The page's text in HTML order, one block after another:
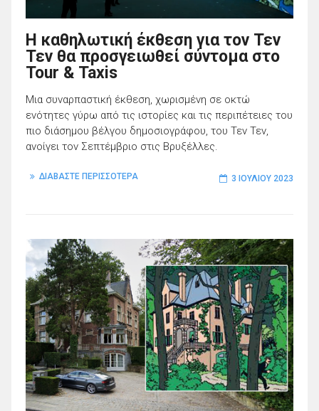
Η καθηλωτική έκθεση για τον Τεν
Τεν θα προσγειωθεί σύντομα στο
Tour & Taxis
Μια συναρπαστική έκθεση, χωρισμένη σε οκτώ
ενότητες γύρω από τις ιστορίες και τις περιπέτειες του
πιο διάσημου βέλγου δημοσιογράφου, του Τεν Τεν,
ανοίγει τον Σεπτέμβριο στις Βρυξέλλες.
ΔΙΑΒΑΣΤΕ ΠΕΡΙΣΣΟΤΕΡΑ 3 ΙΟΥΛΊΟΥ 2023